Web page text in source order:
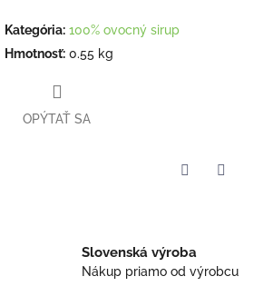
Kategória: 100% ovocný sirup
Hmotnosť: 0.55 kg
OPÝTAŤ SA
Slovenská výroba
Nákup priamo od výrobcu